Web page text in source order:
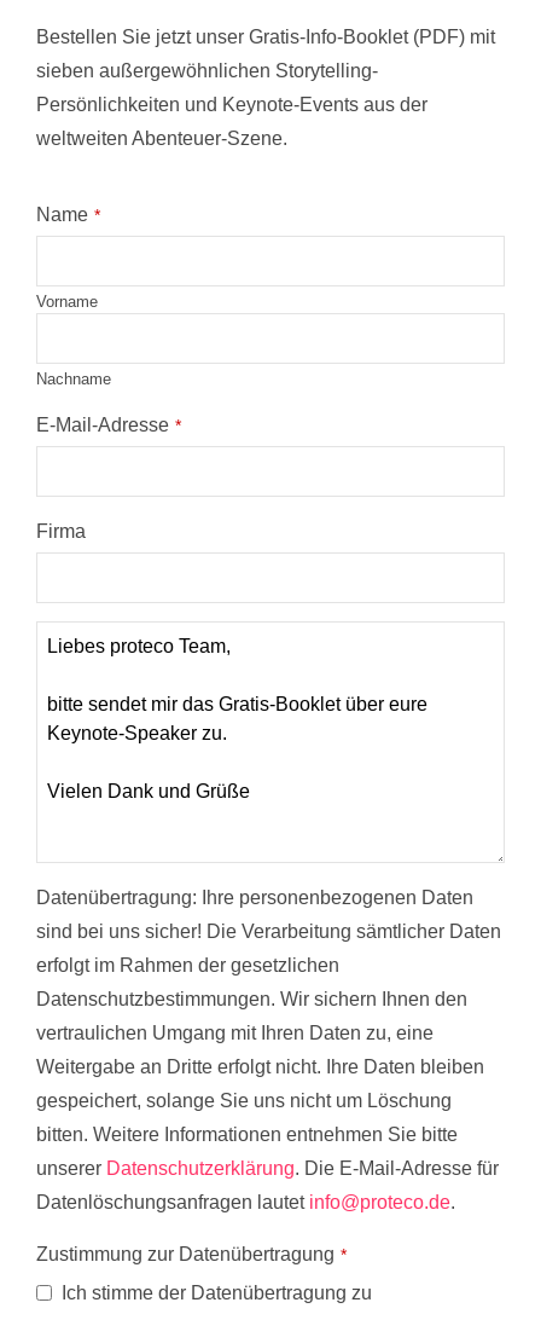
Bestellen Sie jetzt unser Gratis-Info-Booklet (PDF) mit
sieben außergewöhnlichen Storytelling-
Persönlichkeiten und Keynote-Events aus der
weltweiten Abenteuer-Szene.
Name *
Vorname
Nachname
E-Mail-Adresse *
Firma
Company
Datenübertragung: Ihre personenbezogenen Daten
sind bei uns sicher! Die Verarbeitung sämtlicher Daten
erfolgt im Rahmen der gesetzlichen
Datenschutzbestimmungen. Wir sichern Ihnen den
vertraulichen Umgang mit Ihren Daten zu, eine
Weitergabe an Dritte erfolgt nicht. Ihre Daten bleiben
gespeichert, solange Sie uns nicht um Löschung
bitten. Weitere Informationen entnehmen Sie bitte
unserer Datenschutzerklärung. Die E-Mail-Adresse für
Datenlöschungsanfragen lautet info@proteco.de.
Zustimmung zur Datenübertragung *
Ich stimme der Datenübertragung zu